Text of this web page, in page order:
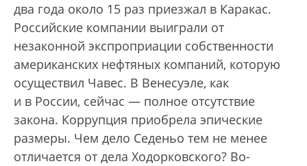
два года около 15 раз приезжал в Каракас.
Российские компании выиграли от
незаконной экспроприации собственности
американских нефтяных компаний, которую
осуществил Чавес. В Венесуэле, как
и в России, сейчас — полное отсутствие
закона. Коррупция приобрела эпические
размеры. Чем дело Седеньо тем не менее
отличается от дела Ходорковского? Во-